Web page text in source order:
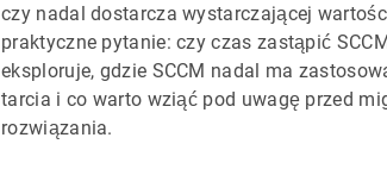
czy nadal dostarcza wystarczającej
praktyczne pytanie: czy czas zastąpić
eksploruje, gdzie SCCM nadal ma
tarcia i co warto wziąć pod uwagę przed
rozwiązania.